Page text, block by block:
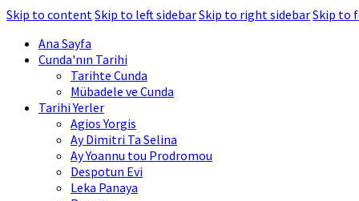
Skip to contentSkip to left sidebarSkip to right sidebarSkip to
Ana Sayfa
Cunda'nın Tarihi
Tarihte Cunda
Mübadele ve Cunda
Tarihi Yerler
Agios Yorgis
Ay Dimitri Ta Selina
Ay Yoannu tou Prodromou
Despotun Evi
Leka Panaya